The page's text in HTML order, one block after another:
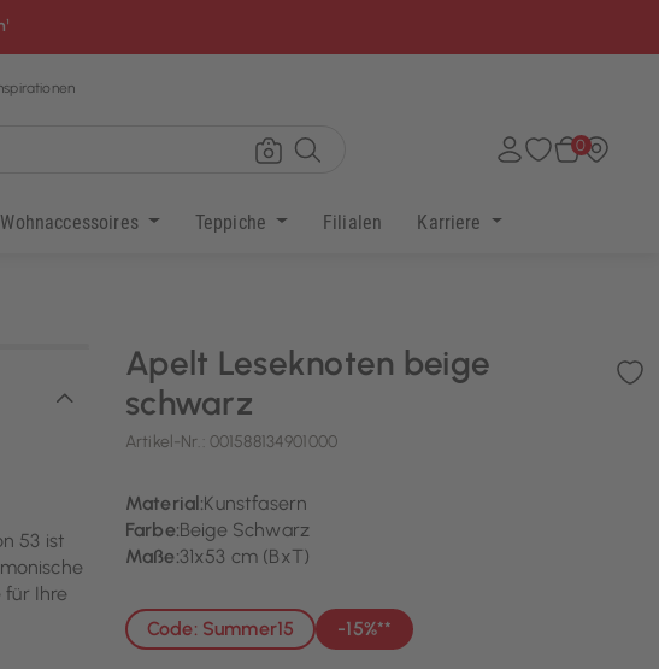
0
Wohnaccessoires Teppiche Filialen Karriere
53 ist
Ihre
Apelt Leseknoten beige
schwarz
Artikel-Nr.: 001588134901000
Material:Kunstfasern
Farbe:Beige Schwarz
Maße:31x53 cm (BxT)
Code: Summer15 -15%**